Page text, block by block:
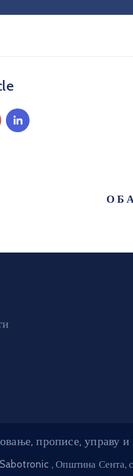
О Б
прописе,
, Општина Сента,